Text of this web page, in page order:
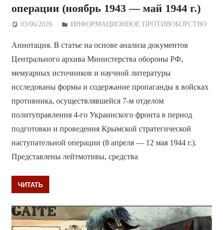
операции (ноябрь 1943 — май 1944 г.)
03/06/2026 Дежурный по Редакции
ИНФОРМАЦИОННОЕ ПРОТИВОБОРСТВО
Аннотация. В статье на основе анализа документов
Центрального архива Министерства обороны РФ,
мемуарных источников и научной литературы
исследованы формы и содержание пропаганды в войсках
противника, осуществлявшейся 7-м отделом
политуправления 4-го Украинского фронта в период
подготовки и проведения Крымской стратегической
наступательной операции (8 апреля — 12 мая 1944 г.).
Представлены лейтмотивы, средства
ЧИТАТЬ